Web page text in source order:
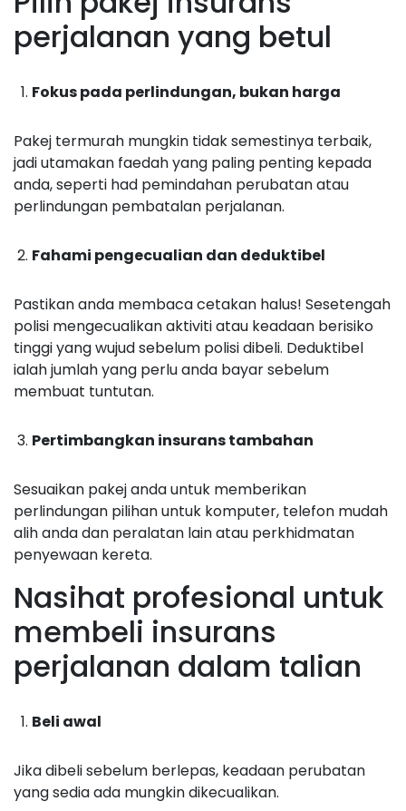
perjalanan yang betul
Fokus pada perlindungan, bukan harga
Pakej termurah mungkin tidak semestinya terbaik,
jadi utamakan faedah yang paling penting kepada
anda, seperti had pemindahan perubatan atau
perlindungan pembatalan perjalanan.
Fahami pengecualian dan deduktibel
Pastikan anda membaca cetakan halus! Sesetengah
polisi mengecualikan aktiviti atau keadaan berisiko
tinggi yang wujud sebelum polisi dibeli. Deduktibel
ialah jumlah yang perlu anda bayar sebelum
membuat tuntutan.
Pertimbangkan insurans tambahan
Sesuaikan pakej anda untuk memberikan
perlindungan pilihan untuk komputer, telefon mudah
alih anda dan peralatan lain atau perkhidmatan
penyewaan kereta.
Nasihat profesional untuk
membeli insurans
perjalanan dalam talian
Beli awal
Jika dibeli sebelum berlepas, keadaan perubatan
yang sedia ada mungkin dikecualikan.